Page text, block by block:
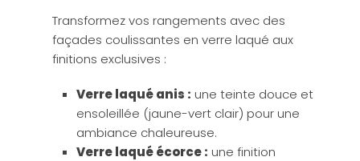
Transformez vos rangements avec des
façades coulissantes en verre laqué aux
finitions exclusives :
Verre laqué anis : une teinte douce et
ensoleillée (jaune-vert clair) pour une
ambiance chaleureuse.
Verre laqué écorce : une finition